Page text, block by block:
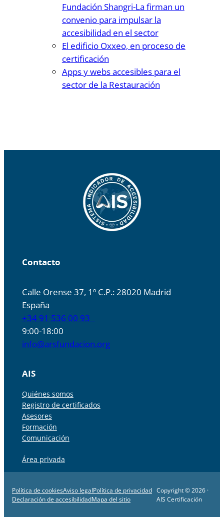
Fundación Shangri-La firman un
convenio para impulsar la
accesibilidad en el sector
El edificio Oxxeo, en proceso de
certificación
Apps y webs accesibles para el
sector de la Restauración
Contacto
Calle Orense 37, 1º C.P.: 28020 Madrid
España
+34 91 536 00 93
9:00-18:00
info@arsfundacion.org
AIS
Quiénes somos
Registro de certificados
Asesores
Formación
Comunicación
Área privada
Política de cookiesAviso legalPolítica de privacidad
Declaración de accesibilidadMapa del sitio
Copyright © 2026 ·
AIS Certificación